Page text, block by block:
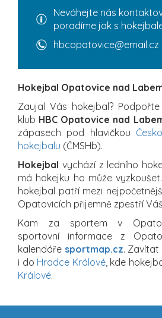
Neváhejte nás
poradíme jak s
hbcopatovice@email.cz
Hokejbal Opatovice nad
Zaujal Vás hokejbal?
klub HBC Opatovice nad
zápasech pod hlavičkou
hokejbalu (ČMSHb).
Hokejbal vychází z ledního
má hokejku ho může
hokejbal patří mezi
Opatovicích přijemně zpestří
Kam za sportem v
sportovní informace z
kalendáře sportmap.cz.
i do Hradce Králové, kde
Králové.